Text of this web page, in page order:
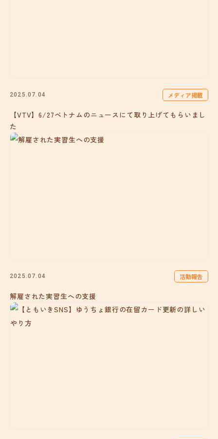
2025.07.04 メディア掲載
【VTV】6/27ベトナムのニュースにて取り上げてもらいまし
た
2025.07.04 活動報告
解雇された実習生への支援